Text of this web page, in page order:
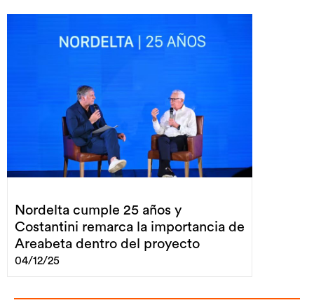
Nordelta cumple 25 años y
Costantini remarca la importancia de
Areabeta dentro del proyecto
04/12/25